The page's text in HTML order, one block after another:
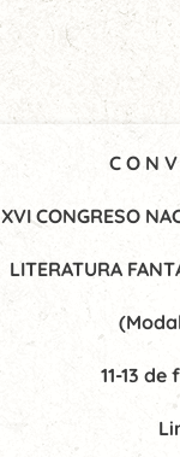
C O N
XVI CONGRESO
LITERATURA
11-13